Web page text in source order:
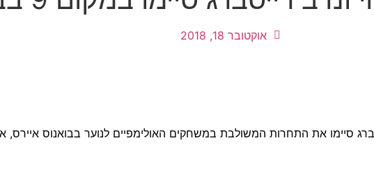
אוקטובר 18, 2018